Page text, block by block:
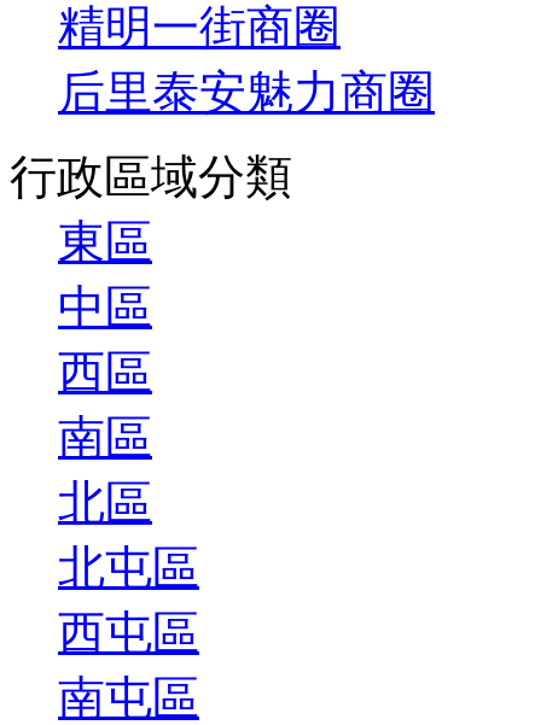
精明一街商圈
后里泰安魅力商圈
行政區域分類
東區
中區
西區
南區
北區
北屯區
西屯區
南屯區